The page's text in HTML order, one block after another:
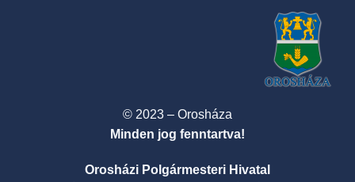
© 2023 – Orosháza
Minden jog fenntartva!
Orosházi Polgármesteri Hivatal